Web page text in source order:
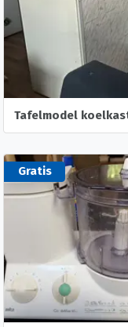
Gratis